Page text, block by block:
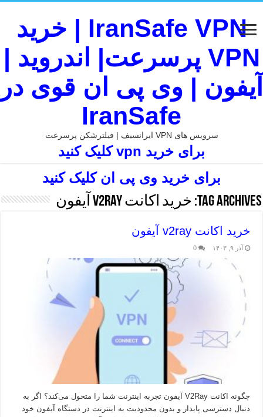
IranSafe VPN | خرید
VPN پرسرعت| اندروید |
آیفون | وی پی ان قوی در
IranSafe
سرویس های VPN ایرانسیف | فیلترشکن پرسرعت
برای خرید vpn کلیک کنید
برای خرید وی پی ان کلیک کنید
Tag Archives: خرید اکانت v2ray آیفون
خرید اکانت v2ray آیفون
آذر ۹, ۱۴۰۳ 0
چگونه اکانت V2Ray آیفون تجربه اینترنت شما را متحول می‌کند؟ اگر به
دنبال دسترسی پایدار و بدون محدودیت به اینترنت در دستگاه آیفون خود